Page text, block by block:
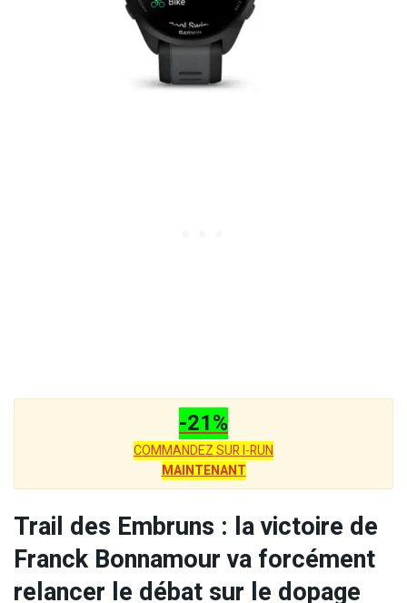
-21%
COMMANDEZ SUR I-RUN
MAINTENANT
Trail des Embruns : la victoire de
Franck Bonnamour va forcément
relancer le débat sur le dopage